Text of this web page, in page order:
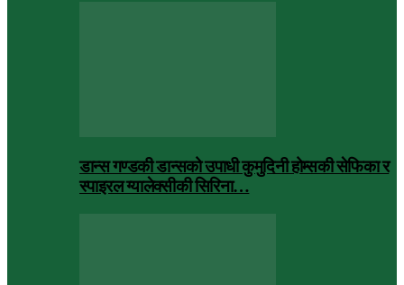
डान्स गण्डकी डान्सको उपाधी कुमुदिनी होम्सकी सेफिका र
स्पाइरल ग्यालेक्सीकी सिरिना…